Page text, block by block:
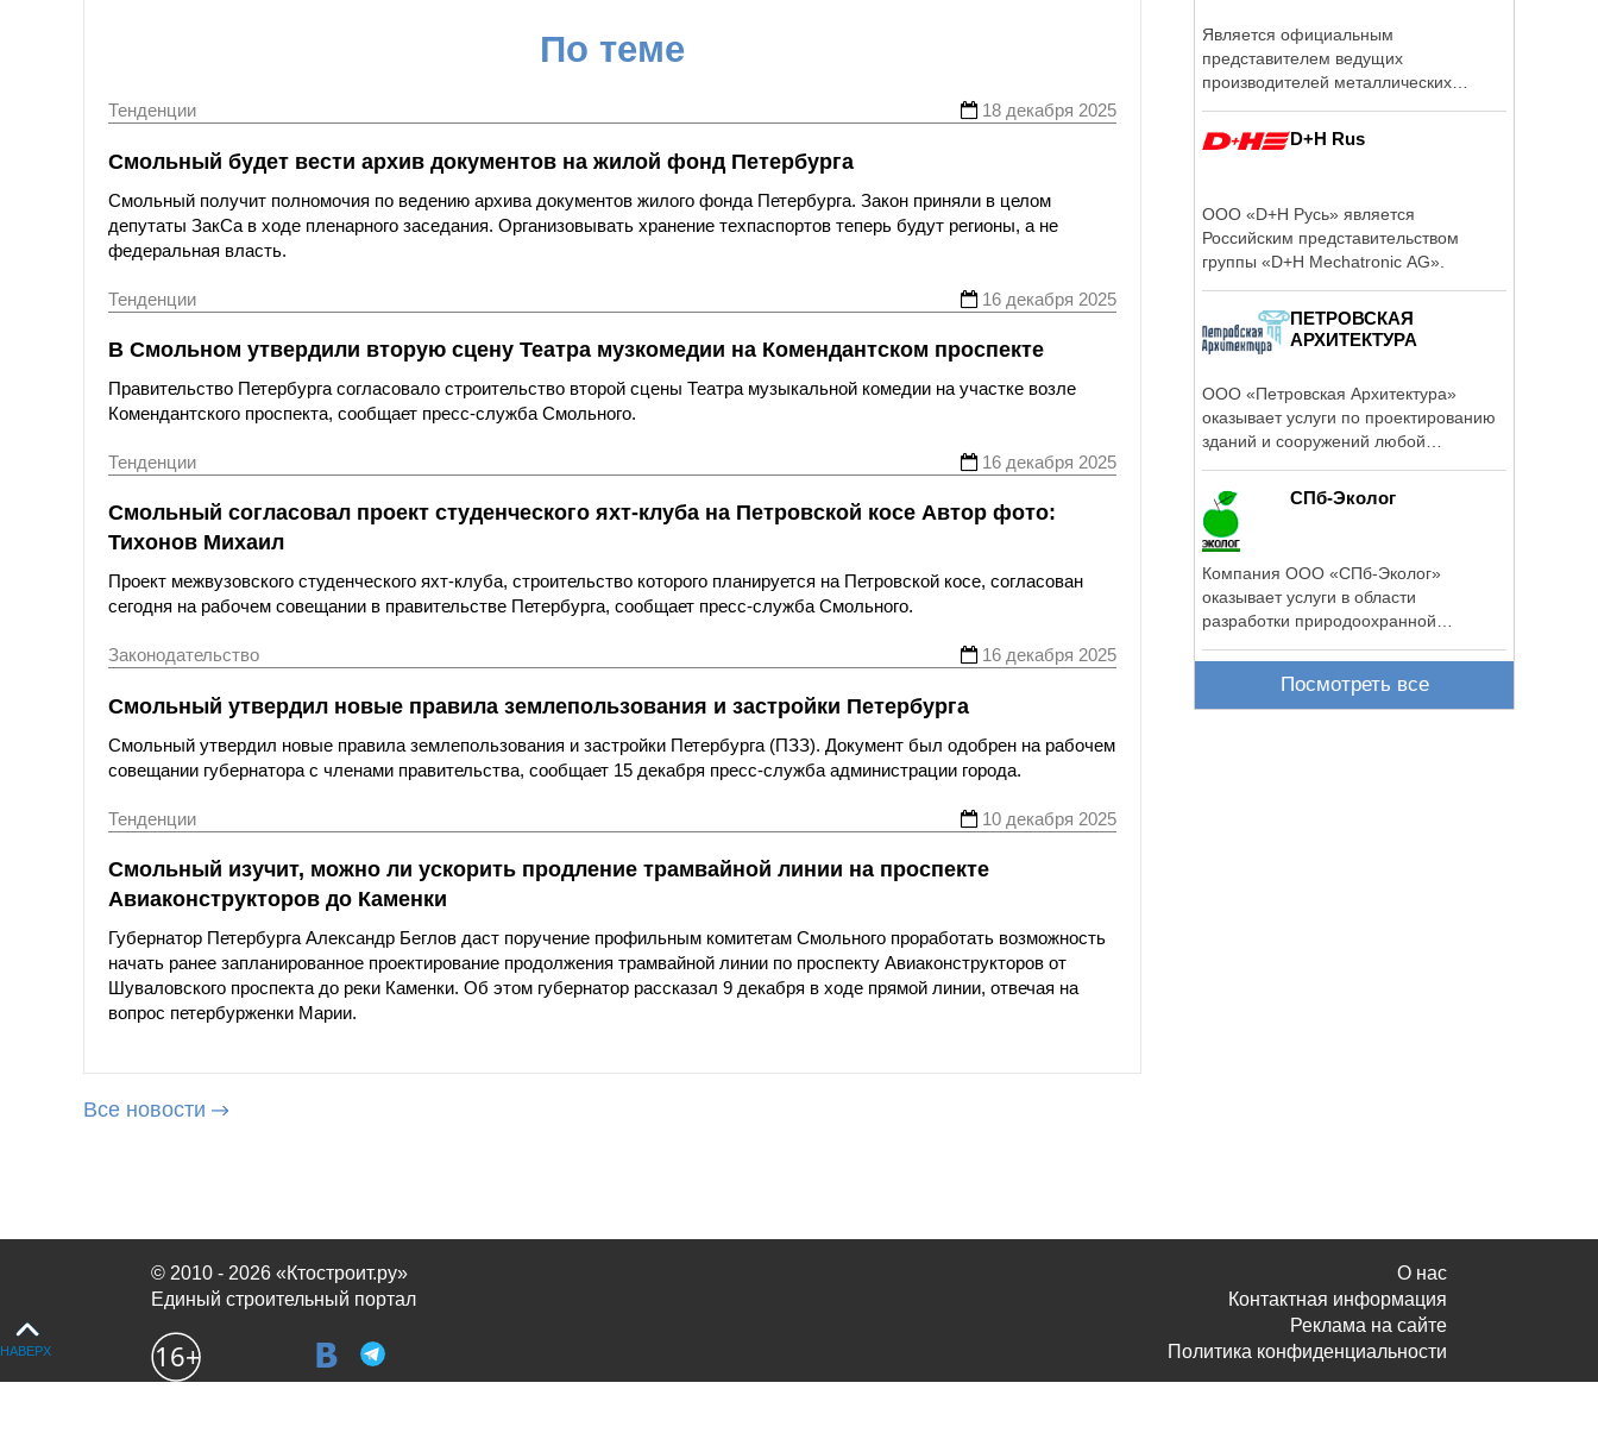
По теме
Тенденции 18 декабря 2025
Смольный будет вести архив документов на жилой фонд Петербурга
Смольный получит полномочия по ведению архива документов жилого фонда Петербурга. Закон приняли в целом
депутаты ЗакСа в ходе пленарного заседания. Организовывать хранение техпаспортов теперь будут регионы, а не
федеральная власть.
Тенденции 16 декабря 2025
В Смольном утвердили вторую сцену Театра музкомедии на Комендантском проспекте
Правительство Петербурга согласовало строительство второй сцены Театра музыкальной комедии на участке возле
Комендантского проспекта, сообщает пресс-служба Смольного.
Тенденции 16 декабря 2025
Смольный согласовал проект студенческого яхт-клуба на Петровской косе Автор фото:
Тихонов Михаил
Проект межвузовского студенческого яхт-клуба, строительство которого планируется на Петровской косе, согласован
сегодня на рабочем совещании в правительстве Петербурга, сообщает пресс-служба Смольного.
Законодательство 16 декабря 2025
Смольный утвердил новые правила землепользования и застройки Петербурга
Смольный утвердил новые правила землепользования и застройки Петербурга (ПЗЗ). Документ был одобрен на рабочем
совещании губернатора с членами правительства, сообщает 15 декабря пресс-служба администрации города.
Тенденции 10 декабря 2025
Смольный изучит, можно ли ускорить продление трамвайной линии на проспекте
Авиаконструкторов до Каменки
Губернатор Петербурга Александр Беглов даст поручение профильным комитетам Смольного проработать возможность
начать ранее запланированное проектирование продолжения трамвайной линии по проспекту Авиаконструкторов от
Шуваловского проспекта до реки Каменки. Об этом губернатор рассказал 9 декабря в ходе прямой линии, отвечая на
вопрос петербурженки Марии.
Все новости
Является официальным
представителем ведущих
производителей металлических
D+H Rus
ООО «D+H Русь» является
Российским представительством
группы «D+H Mechatronic AG».
ПЕТРОВСКАЯ
АРХИТЕКТУРА
ООО «Петровская Архитектура»
оказывает услуги по проектированию
зданий и сооружений любой
СПб-Эколог
Компания ООО «СПб-Эколог»
оказывает услуги в области
разработки природоохранной
Посмотреть все
© 2010 - 2026 «Ктостроит.ру»
Единый строительный портал
О нас
Контактная информация
Реклама на сайте
Политика конфиденциальности
НАВЕРХ